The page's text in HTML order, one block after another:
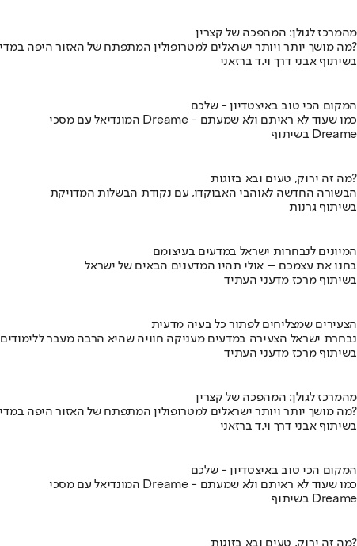
מהמרכז לגולן: המהפכה של קצרין
מה מושך יותר ויותר ישראלים למטרופולין המתפתח של האזור היפה במדינה?
בשיתוף אבני דרך וי.ד ברזאני
המקום הכי טוב באיצטדיון - שלכם
המונדיאל עם מסכי Dreame - כמו שעוד לא ראיתם ולא שמעתם
בשיתוף Dreame
מה זה ירוק, טעים ובא בזוגות?
הבשורה החדשה לאוהבי האבוקדו, עם נקודת הבשלות המדויקת
בשיתוף גרנות
המיונים לנבחרות ישראל במדעים בעיצומם
בחנו את עצמכם – אולי תהיו המדענים הבאים של ישראל
בשיתוף מרכז מדעני העתיד
הצעירים שמצליחים לפתור כל בעיה מדעית
נבחרת ישראל הצעירה במדעים מעניקה חוויה שהיא הרבה מעבר ללימודים
בשיתוף מרכז מדעני העתיד
מהמרכז לגולן: המהפכה של קצרין
מה מושך יותר ויותר ישראלים למטרופולין המתפתח של האזור היפה במדינה?
בשיתוף אבני דרך וי.ד ברזאני
המקום הכי טוב באיצטדיון - שלכם
המונדיאל עם מסכי Dreame - כמו שעוד לא ראיתם ולא שמעתם
בשיתוף Dreame